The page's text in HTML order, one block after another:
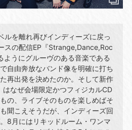
ルを離れ再びインディーズに戻っ
スの配信EP『Strange,Dance,Roc
ようにグルーヴのある音楽である
自由奔放なバンド像を明確に打ち
再出発を決めたのか。そして新作
はなぜ会場限定かつフィジカルCD
の、ライブそのものを楽しめばそ
聞こえそうだが、インディーズ回
8月にはリキッドルーム・ワンマ